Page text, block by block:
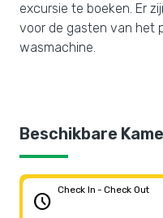
excursie te boeken. Er
voor de gasten van het
wasmachine.
Beschikbare
schedule
Check In - Check Out